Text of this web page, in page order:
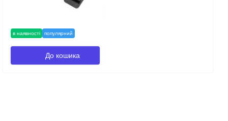
в наявності популярний
До кошика